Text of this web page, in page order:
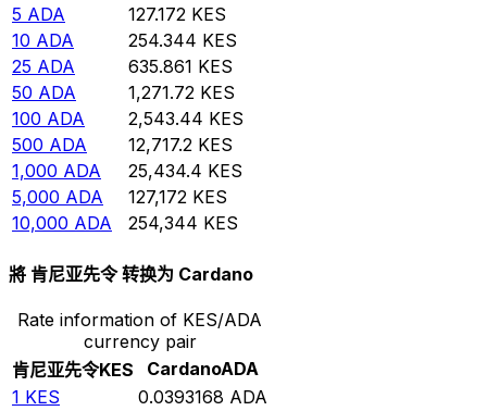
5 ADA 127.172 KES
10 ADA 254.344 KES
25 ADA 635.861 KES
50 ADA 1,271.72 KES
100 ADA 2,543.44 KES
500 ADA 12,717.2 KES
1,000 ADA 25,434.4 KES
5,000 ADA 127,172 KES
10,000 ADA 254,344 KES
將 肯尼亚先令 转换为 Cardano
Rate information of KES/ADA
currency pair
肯尼亚先令KES CardanoADA
1 KES 0.0393168 ADA